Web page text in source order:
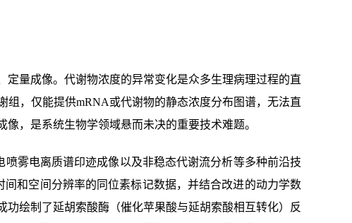
量成像。代谢物浓度的异常变化是众多生理病理过程的直
，仅能提供mRNA或代谢物的静态浓度分布图谱，无法直
，是系统生物学领域悬而未决的重要技术难题。
喷雾电离质谱印迹成像以及非稳态代谢流分析等多种前沿技
和空间分辨率的同位素标记数据，并结合改进的动力学数
绘制了延胡索酸酶（催化苹果酸与延胡索酸相互转化）反